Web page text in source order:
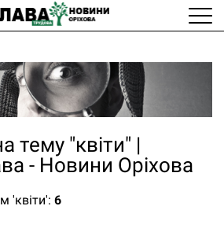
тему "квіти" |
- Новини Оріхова
'квіти': 6